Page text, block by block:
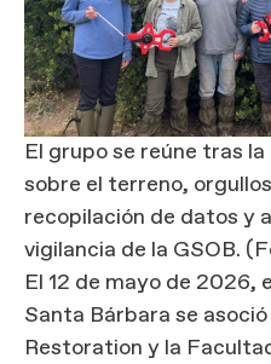
El grupo se reúne tras
sobre el terreno,
recopilación de datos y
vigilancia de la GSOB.
El 12 de mayo de 2026,
Santa Bárbara se
Restoration y la